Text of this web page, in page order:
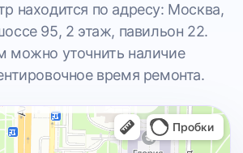
находится по адресу: Москва,
95, 2 этаж, павильон 22.
можно уточнить наличие
время ремонта.